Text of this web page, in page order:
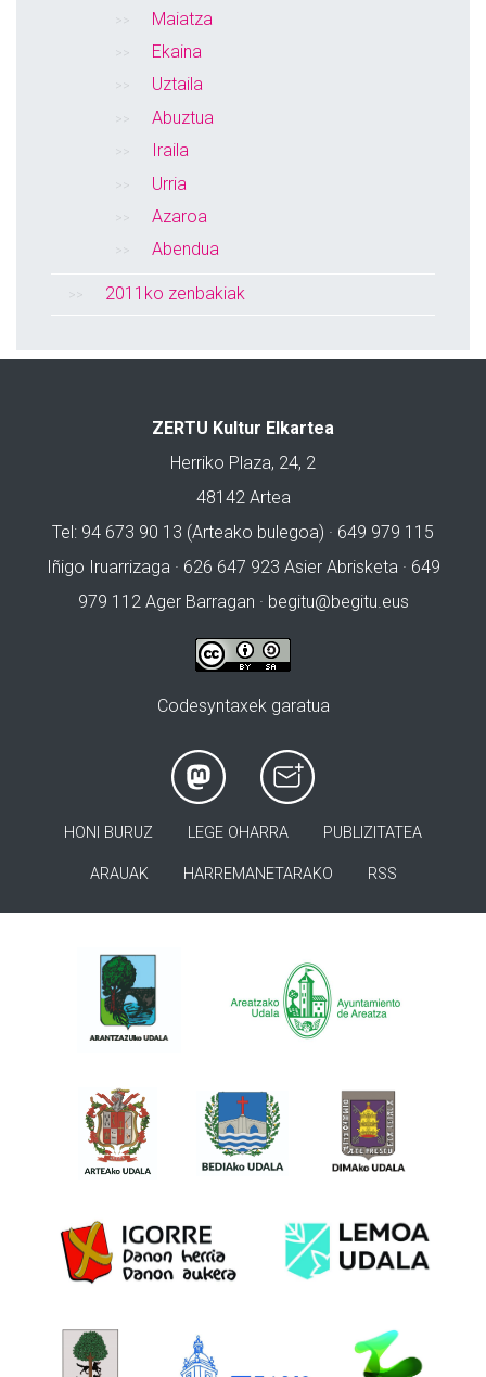
Maiatza
Ekaina
Uztaila
Abuztua
Iraila
Urria
Azaroa
Abendua
2011ko zenbakiak
ZERTU Kultur Elkartea
Herriko Plaza, 24, 2
48142 Artea
Tel: 94 673 90 13 (Arteako bulegoa) · 649 979 115
Iñigo Iruarrizaga · 626 647 923 Asier Abrisketa · 649
979 112 Ager Barragan · begitu@begitu.eus
Codesyntaxek garatua
HONI BURUZ LEGE OHARRA PUBLIZITATEA
ARAUAK HARREMANETARAKO RSS